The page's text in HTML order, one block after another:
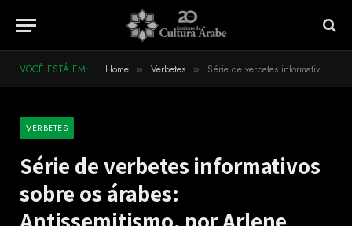
VOCÊ ESTÁ EM: Home » Verbetes » Série de verbetes informativos sobre os árabes: Antissemitismo, por Arlene Clemesha
VERBETES
Série de verbetes informativos
sobre os árabes: